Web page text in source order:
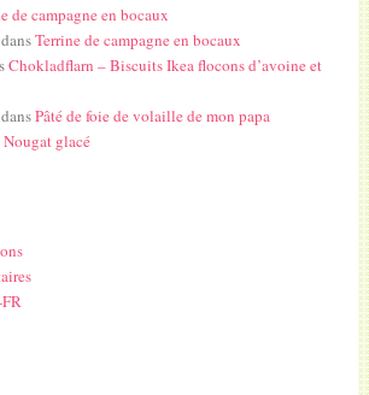
de campagne en bocaux
Terrine de campagne en bocaux
Chokladflarn – Biscuits Ikea flocons d’avoine et
Pâté de foie de volaille de mon papa
Nougat glacé